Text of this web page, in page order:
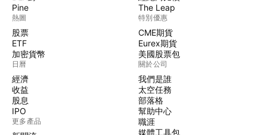
Pine
熱圖
股票
ETF
加密貨幣
日曆
經濟
收益
股息
IPO
更多產品
The Leap
特別優惠
CME期貨
Eurex期貨
美國股票包
關於公司
我們是誰
太空任務
部落格
幫助中心
職涯
媒體工具包